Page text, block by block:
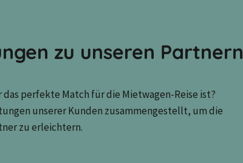
zu unseren Partnern
perfekte Match für die Mietwagen-Reise ist?
unserer Kunden zusammengestellt, um die
zu erleichtern.